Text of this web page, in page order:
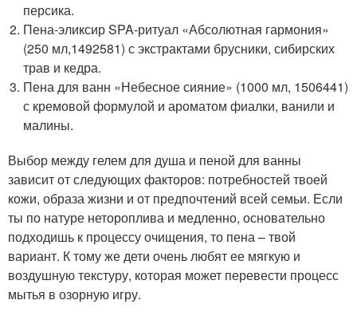
персика.
Пена-эликсир SPA-ритуал «Абсолютная гармония»
(250 мл,1492581) с экстрактами брусники, сибирских
трав и кедра.
Пена для ванн «Небесное сияние» (1000 мл, 1506441)
с кремовой формулой и ароматом фиалки, ванили и
малины.
Выбор между гелем для душа и пеной для ванны
зависит от следующих факторов: потребностей твоей
кожи, образа жизни и от предпочтений всей семьи. Если
ты по натуре нетороплива и медленно, основательно
подходишь к процессу очищения, то пена – твой
вариант. К тому же дети очень любят ее мягкую и
воздушную текстуру, которая может перевести процесс
мытья в озорную игру.